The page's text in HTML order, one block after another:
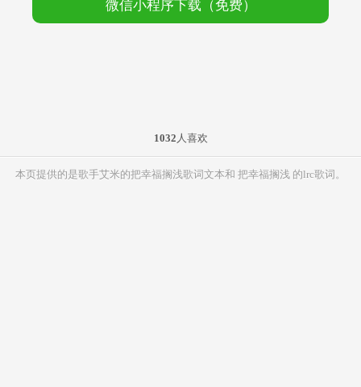
微信小程序下载（免费）
1032 人喜欢
本页提供的是歌手艾米的把幸福搁浅歌词文本和 把幸福搁浅 的lrc歌词。